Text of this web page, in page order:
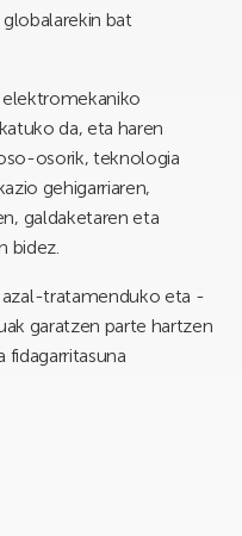
bat
da, eta haren
osorik, teknologia
gehigarriaren,
galdaketaren eta
bidez.
azal-tratamenduko eta -
garatzen parte hartzen
fidagarritasuna